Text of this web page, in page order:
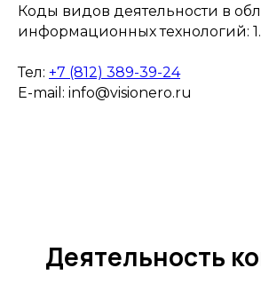
Коды видов деятельности в
информационных технологий:
Тел: +7 (812) 389-39-24
E-mail: info@visionero.ru
Деятельность